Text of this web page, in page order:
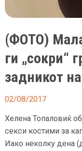
(ФОТО)
ги „сокри“
задникот
02/08/2017
Хелена Топаловиќ
секси костими за
Иако неколку дена